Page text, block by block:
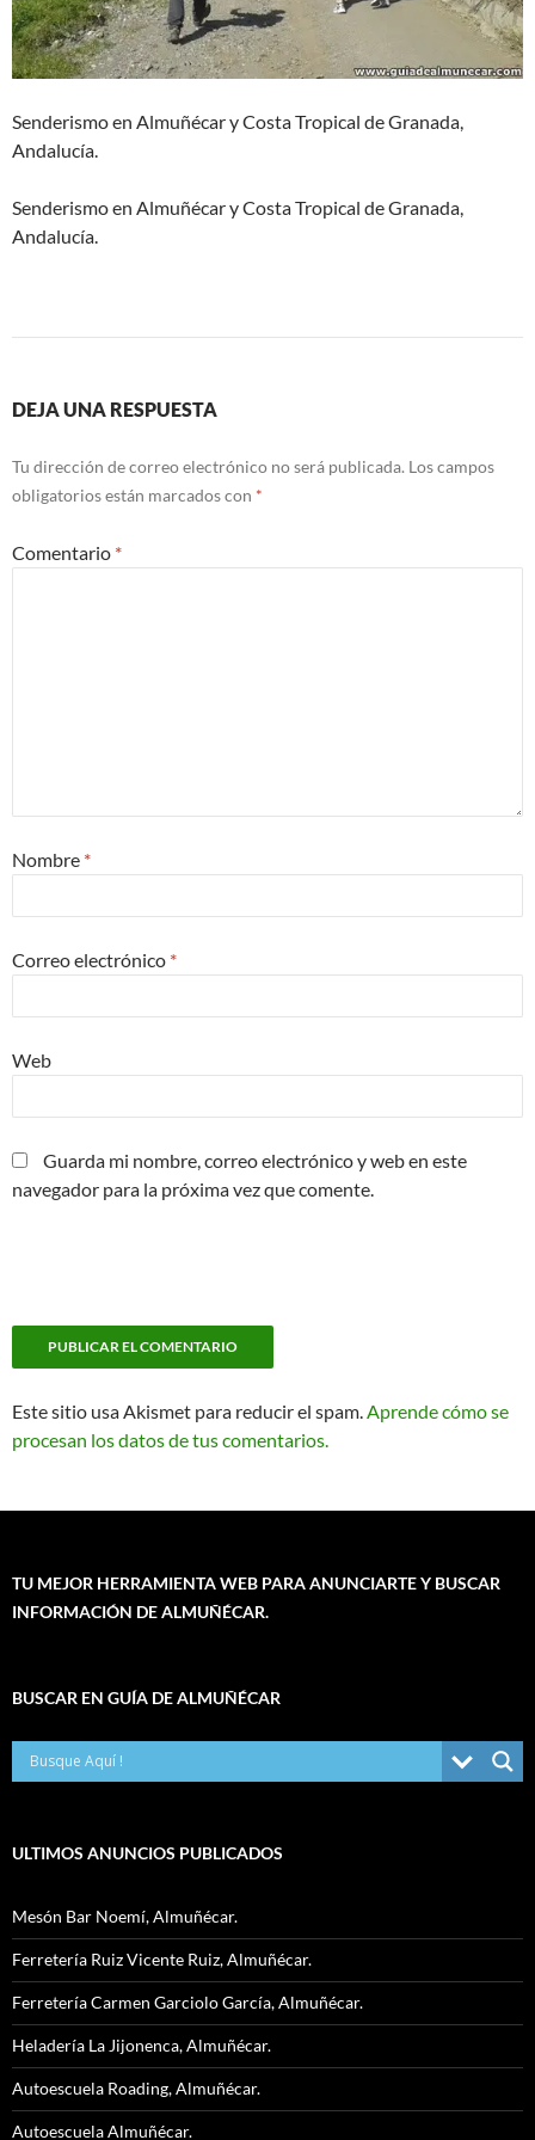
Senderismo en Almuñécar y Costa Tropical de Granada,
Andalucía.
Senderismo en Almuñécar y Costa Tropical de Granada,
Andalucía.
DEJA UNA RESPUESTA
Tu dirección de correo electrónico no será publicada. Los campos
obligatorios están marcados con *
Comentario *
Nombre *
Correo electrónico *
Web
Guarda mi nombre, correo electrónico y web en este
navegador para la próxima vez que comente.
Este sitio usa Akismet para reducir el spam. Aprende cómo se
procesan los datos de tus comentarios.
TU MEJOR HERRAMIENTA WEB PARA ANUNCIARTE Y BUSCAR
INFORMACIÓN DE ALMUÑÉCAR.
BUSCAR EN GUÍA DE ALMUÑÉCAR
ULTIMOS ANUNCIOS PUBLICADOS
Mesón Bar Noemí, Almuñécar.
Ferretería Ruiz Vicente Ruiz, Almuñécar.
Ferretería Carmen Garciolo García, Almuñécar.
Heladería La Jijonenca, Almuñécar.
Autoescuela Roading, Almuñécar.
Autoescuela Almuñécar.